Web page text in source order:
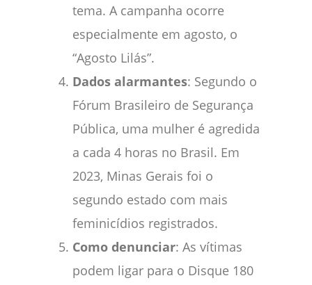
tema. A campanha ocorre
especialmente em agosto, o
“Agosto Lilás”.
Dados alarmantes: Segundo o
Fórum Brasileiro de Segurança
Pública, uma mulher é agredida
a cada 4 horas no Brasil. Em
2023, Minas Gerais foi o
segundo estado com mais
feminicídios registrados.
Como denunciar: As vítimas
podem ligar para o Disque 180